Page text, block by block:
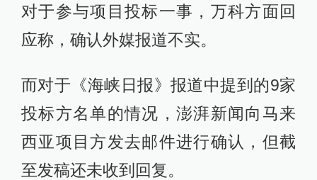
对于参与项目投标一事，万科方面回
应称，确认外媒报道不实。
而对于《海峡日报》报道中提到的9家
投标方名单的情况，澎湃新闻向马来
西亚项目方发去邮件进行确认，但截
至发稿还未收到回复。